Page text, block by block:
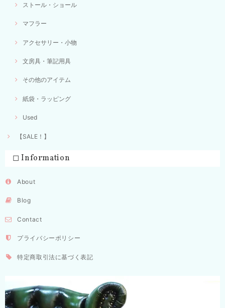
ストール・ショール
マフラー
アクセサリー・小物
文房具・筆記用具
その他のアイテム
紙袋・ラッピング
Used
【SALE！】
◻︎ Information
About
Blog
Contact
プライバシーポリシー
特定商取引法に基づく表記